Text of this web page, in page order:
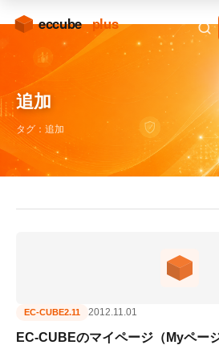
追加
タグ：追加
EC-CUBE2.11 2012.11.01
EC-CUBEのマイページ（Myペー